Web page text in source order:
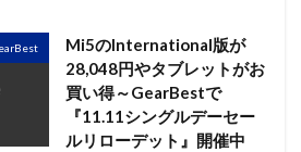
Mi5のInternational版が
28,048円やタブレットがお
買い得～GearBestで
『11.11シングルデーセー
ルリローデット』開催中